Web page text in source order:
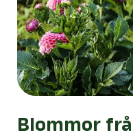
Blommor